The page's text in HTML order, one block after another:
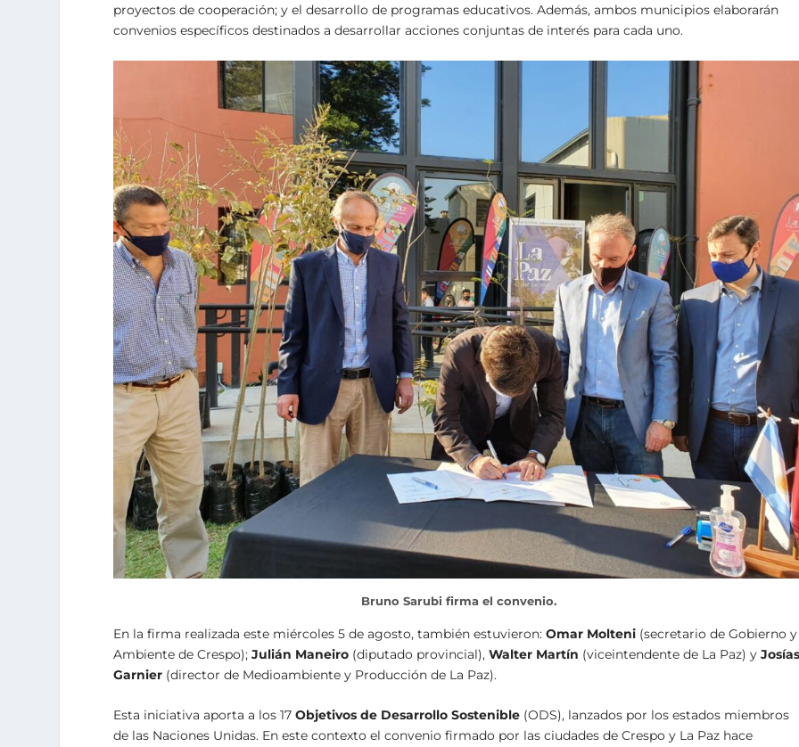
proyectos de cooperación; y el desarrollo de programas educativos. Además, ambos municipios elaborarán
convenios específicos destinados a desarrollar acciones conjuntas de interés para cada uno.
Bruno Sarubi firma el convenio.
En la firma realizada este miércoles 5 de agosto, también estuvieron:Omar Molteni (secretario de Gobierno y
Ambiente de Crespo);Julián Maneiro (diputado provincial),Walter Martín (viceintendente de La Paz) y
Garnier (director de Medioambiente y Producción de La Paz).
Esta iniciativa aporta a los 17Objetivos de Desarrollo Sostenible (ODS), lanzados por los estados miembros
de las Naciones Unidas. En este contexto el convenio firmado por las ciudades de Crespo y La Paz hace